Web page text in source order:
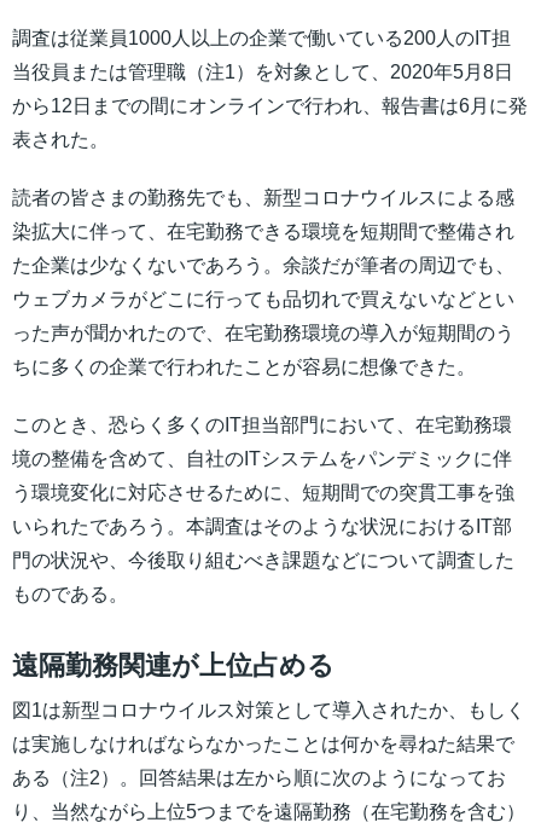
調査は従業員1000人以上の企業で働いている200人のIT担
当役員または管理職（注1）を対象として、2020年5月8日
から12日までの間にオンラインで行われ、報告書は6月に発
表された。
読者の皆さまの勤務先でも、新型コロナウイルスによる感
染拡大に伴って、在宅勤務できる環境を短期間で整備され
た企業は少なくないであろう。余談だが筆者の周辺でも、
ウェブカメラがどこに行っても品切れで買えないなどとい
った声が聞かれたので、在宅勤務環境の導入が短期間のう
ちに多くの企業で行われたことが容易に想像できた。
このとき、恐らく多くのIT担当部門において、在宅勤務環
境の整備を含めて、自社のITシステムをパンデミックに伴
う環境変化に対応させるために、短期間での突貫工事を強
いられたであろう。本調査はそのような状況におけるIT部
門の状況や、今後取り組むべき課題などについて調査した
ものである。
遠隔勤務関連が上位占める
図1は新型コロナウイルス対策として導入されたか、もしく
は実施しなければならなかったことは何かを尋ねた結果で
ある（注2）。回答結果は左から順に次のようになってお
り、当然ながら上位5つまでを遠隔勤務（在宅勤務を含む）